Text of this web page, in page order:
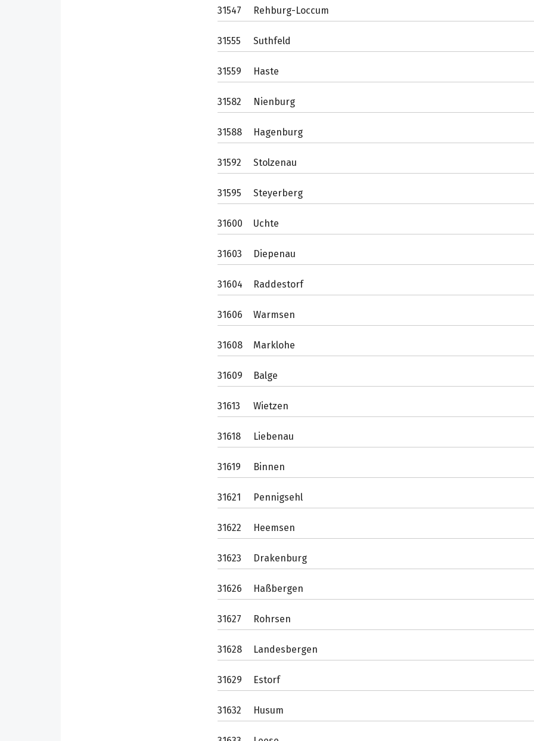
31547 Rehburg-Loccum
31555 Suthfeld
31559 Haste
31582 Nienburg
31588 Hagenburg
31592 Stolzenau
31595 Steyerberg
31600 Uchte
31603 Diepenau
31604 Raddestorf
31606 Warmsen
31608 Marklohe
31609 Balge
31613 Wietzen
31618 Liebenau
31619 Binnen
31621 Pennigsehl
31622 Heemsen
31623 Drakenburg
31626 Haßbergen
31627 Rohrsen
31628 Landesbergen
31629 Estorf
31632 Husum